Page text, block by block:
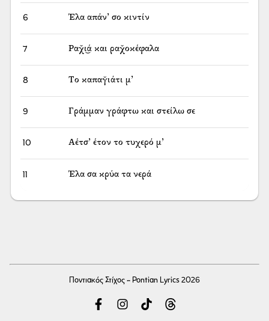
6 Έλα απάν’ σο κιντίν
7 Ραχ̌ι͜ά και ραχ̌οκέφαλα
8 Το καπαγ̆ιάτι μ’
9 Γράμμαν γράφτω και στείλω σε
10 Αέτσ’ έτον το τυχερό μ’
11 Έλα σα κρύα τα νερά
Ποντιακός Στίχος - Pontian Lyrics 2026